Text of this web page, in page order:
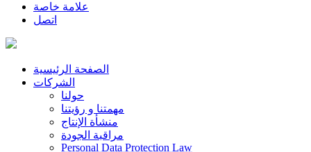
علامة خاصة
اتصل
الصفحة الرئيسية
الشركات
حولنا
مهمتنا و رؤيتنا
منشأة الإنتاج
مراقبة الجودة
Personal Data Protection Law